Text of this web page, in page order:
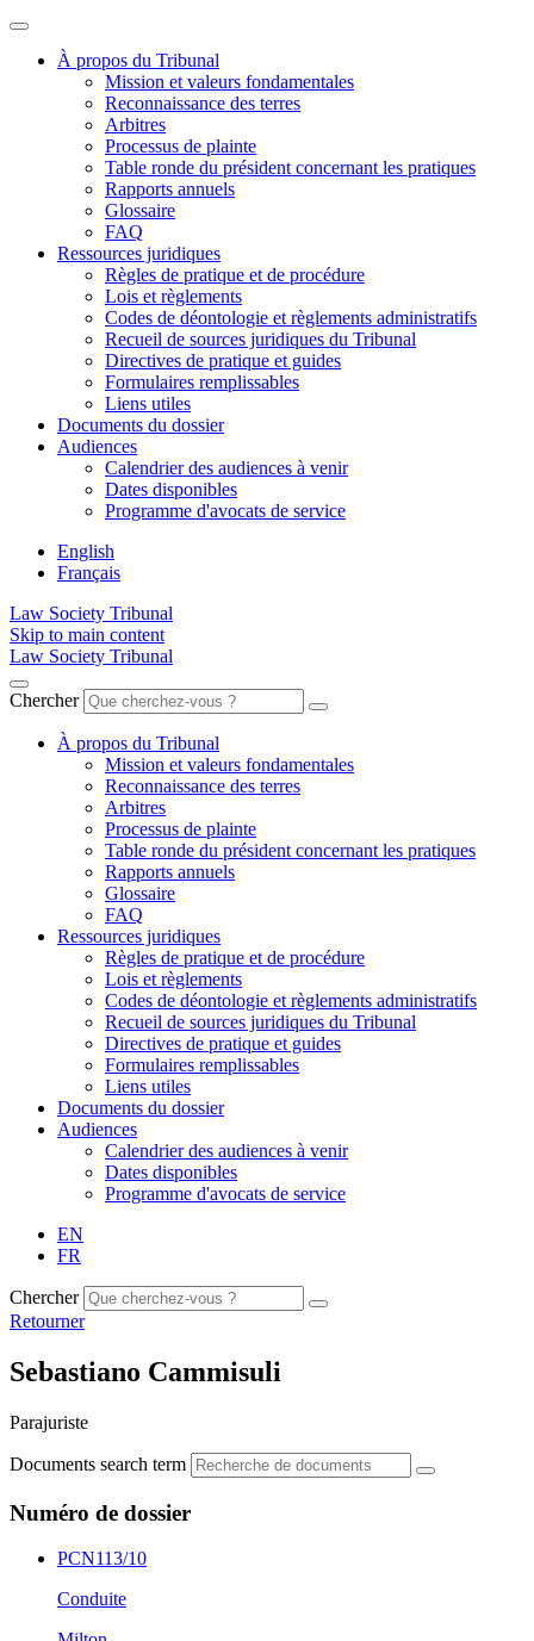
À propos du Tribunal
Mission et valeurs fondamentales
Reconnaissance des terres
Arbitres
Processus de plainte
Table ronde du président concernant les pratiques
Rapports annuels
Glossaire
FAQ
Ressources juridiques
Règles de pratique et de procédure
Lois et règlements
Codes de déontologie et règlements administratifs
Recueil de sources juridiques du Tribunal
Directives de pratique et guides
Formulaires remplissables
Liens utiles
Documents du dossier
Audiences
Calendrier des audiences à venir
Dates disponibles
Programme d'avocats de service
English
Français
Law Society Tribunal
Skip to main content
Law Society Tribunal
Chercher
À propos du Tribunal
Mission et valeurs fondamentales
Reconnaissance des terres
Arbitres
Processus de plainte
Table ronde du président concernant les pratiques
Rapports annuels
Glossaire
FAQ
Ressources juridiques
Règles de pratique et de procédure
Lois et règlements
Codes de déontologie et règlements administratifs
Recueil de sources juridiques du Tribunal
Directives de pratique et guides
Formulaires remplissables
Liens utiles
Documents du dossier
Audiences
Calendrier des audiences à venir
Dates disponibles
Programme d'avocats de service
EN
FR
Chercher
Retourner
Sebastiano Cammisuli
Parajuriste
Documents search term
Numéro de dossier
PCN113/10
Conduite